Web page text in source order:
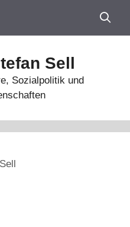
Sell
Sozialpolitik und